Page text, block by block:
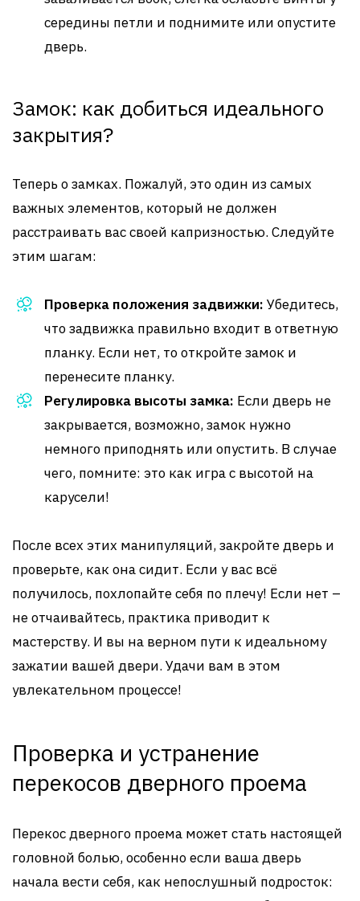
середины петли и поднимите или опустите
дверь.
Замок: как добиться идеального
закрытия?
Теперь о замках. Пожалуй, это один из самых
важных элементов, который не должен
расстраивать вас своей капризностью. Следуйте
этим шагам:
Проверка положения задвижки: Убедитесь,
что задвижка правильно входит в ответную
планку. Если нет, то откройте замок и
перенесите планку.
Регулировка высоты замка: Если дверь не
закрывается, возможно, замок нужно
немного приподнять или опустить. В случае
чего, помните: это как игра с высотой на
карусели!
После всех этих манипуляций, закройте дверь и
проверьте, как она сидит. Если у вас всё
получилось, похлопайте себя по плечу! Если нет –
не отчаивайтесь, практика приводит к
мастерству. И вы на верном пути к идеальному
зажатии вашей двери. Удачи вам в этом
увлекательном процессе!
Проверка и устранение
перекосов дверного проема
Перекос дверного проема может стать настоящей
головной болью, особенно если ваша дверь
начала вести себя, как непослушный подросток: